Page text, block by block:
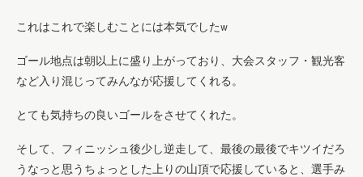
これはこれで楽しむことには本気でしたw
ゴール地点は朝以上に盛り上がっており、大会スタッフ・観光客
など入り混じってみんなが応援してくれる。
とても気持ちの良いゴールをさせてくれた。
そして、フィニッシュ後少し逆走して、最後の最後でキツイだろ
うなっと思うちょっとした上りの山頂で応援していると、選手み